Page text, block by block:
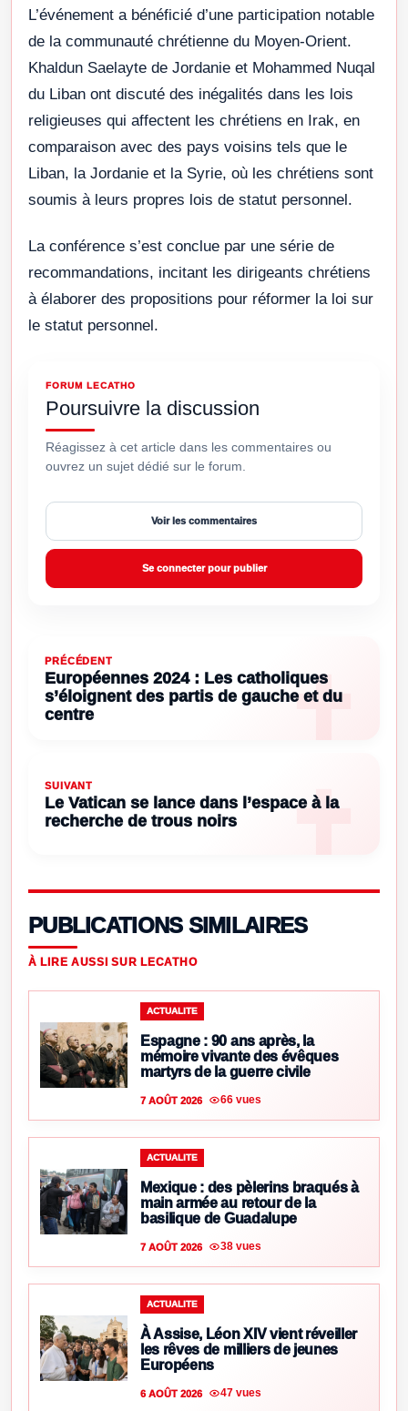
L’événement a bénéficié d’une participation notable
de la communauté chrétienne du Moyen-Orient.
Khaldun Saelayte de Jordanie et Mohammed Nuqal
du Liban ont discuté des inégalités dans les lois
religieuses qui affectent les chrétiens en Irak, en
comparaison avec des pays voisins tels que le
Liban, la Jordanie et la Syrie, où les chrétiens sont
soumis à leurs propres lois de statut personnel.
La conférence s’est conclue par une série de
recommandations, incitant les dirigeants chrétiens
à élaborer des propositions pour réformer la loi sur
le statut personnel.
FORUM LECATHO
Poursuivre la discussion
Réagissez à cet article dans les commentaires ou
ouvrez un sujet dédié sur le forum.
Voir les commentaires
Se connecter pour publier
PRÉCÉDENT
Européennes 2024 : Les catholiques
s’éloignent des partis de gauche et du
centre
SUIVANT
Le Vatican se lance dans l’espace à la
recherche de trous noirs
PUBLICATIONS SIMILAIRES
À LIRE AUSSI SUR LECATHO
ACTUALITE
Espagne : 90 ans après, la
mémoire vivante des évêques
martyrs de la guerre civile
7 AOÛT 2026 66 vues
ACTUALITE
Mexique : des pèlerins braqués à
main armée au retour de la
basilique de Guadalupe
7 AOÛT 2026 38 vues
ACTUALITE
À Assise, Léon XIV vient réveiller
les rêves de milliers de jeunes
Européens
6 AOÛT 2026 47 vues